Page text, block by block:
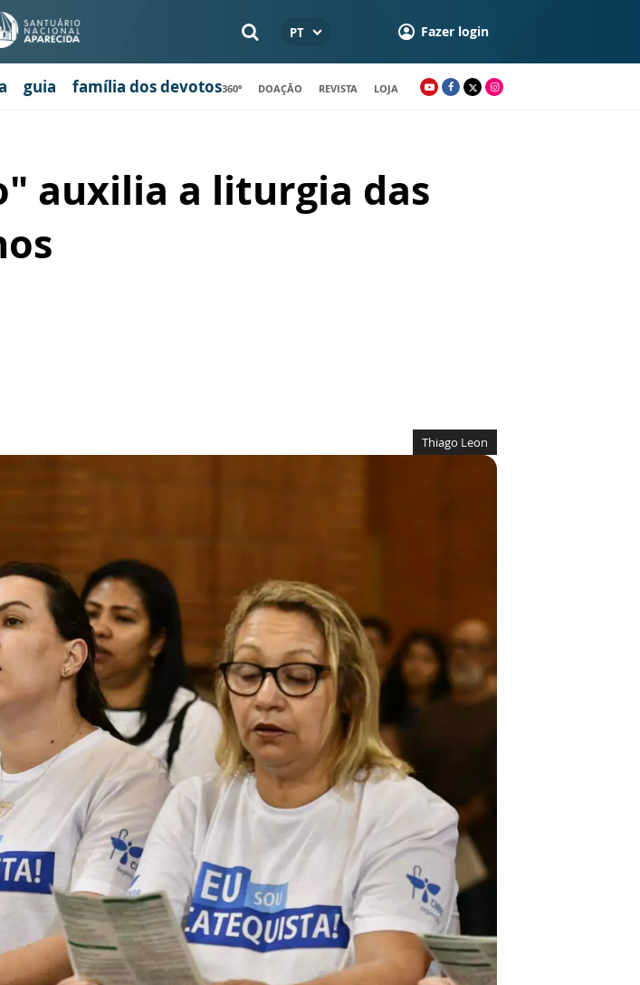
PT Fazer login
guia família dos devotos360º DOAÇÃO REVISTA LOJA
auxilia a liturgia das
Thiago Leon